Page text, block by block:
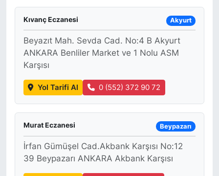
Kıvanç Eczanesi Akyurt
Beyazıt Mah. Sevda Cad. No:4 B Akyurt
ANKARA Benliler Market ve 1 Nolu ASM
Karşısı
Yol Tarifi Al 0 (552) 372 90 72
Murat Eczanesi Beypazarı
İrfan Gümüşel Cad.Akbank Karşısı No:12
39 Beypazarı ANKARA Akbank Karşısı